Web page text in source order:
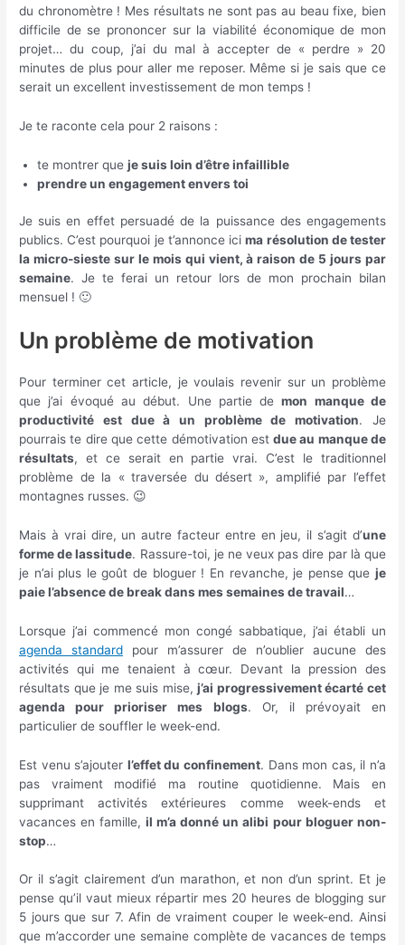
du chronomètre ! Mes résultats ne sont pas au beau fixe, bien
difficile de se prononcer sur la viabilité économique de mon
projet… du coup, j’ai du mal à accepter de « perdre » 20
minutes de plus pour aller me reposer. Même si je sais que ce
serait un excellent investissement de mon temps !
Je te raconte cela pour 2 raisons :
te montrer queje suis loin d’être infaillible
prendre un engagement envers toi
Je suis en effet persuadé de la puissance des engagements
publics. C’est pourquoi je t’annonce icima résolution de tester
la micro-sieste sur le mois qui vient, à raison de 5 jours par
semaine. Je te ferai un retour lors de mon prochain bilan
mensuel ! 🙂
Un problème de motivation
Pour terminer cet article, je voulais revenir sur un problème
que j’ai évoqué au début. Une partie demon manque de
productivité est due à un problème de motivation. Je
pourrais te dire que cette démotivation estdue au manque de
résultats, et ce serait en partie vrai. C’est le traditionnel
problème de la « traversée du désert », amplifié par l’effet
montagnes russes. 😉
Mais à vrai dire, un autre facteur entre en jeu, il s’agit d’une
forme de lassitude. Rassure-toi, je ne veux pas dire par là que
je n’ai plus le goût de bloguer ! En revanche, je pense que je
paie l’absence de break dans mes semaines de travail…
Lorsque j’ai commencé mon congé sabbatique, j’ai établi un
agenda standard pour m’assurer de n’oublier aucune des
activités qui me tenaient à cœur. Devant la pression des
résultats que je me suis mise,j’ai progressivement écarté cet
agenda pour prioriser mes blogs. Or, il prévoyait en
particulier de souffler le week-end.
Est venu s’ajouter l’effet du confinement. Dans mon cas, il n’a
pas vraiment modifié ma routine quotidienne. Mais en
supprimant activités extérieures comme week-ends et
vacances en famille, il m’a donné un alibi pour bloguer non-
stop…
Or il s’agit clairement d’un marathon, et non d’un sprint. Et je
pense qu’il vaut mieux répartir mes 20 heures de blogging sur
5 jours que sur 7. Afin de vraiment couper le week-end. Ainsi
que m’accorder une semaine complète de vacances de temps